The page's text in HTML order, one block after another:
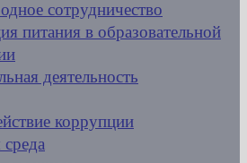
сотрудничество
питания в образовательной
деятельность
коррупции